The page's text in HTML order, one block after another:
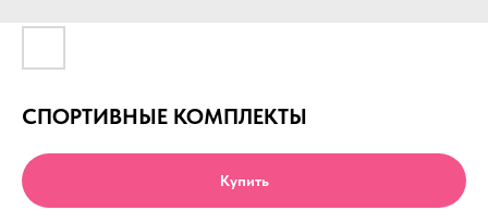
СПОРТИВНЫЕ КОМПЛЕКТЫ
Купить